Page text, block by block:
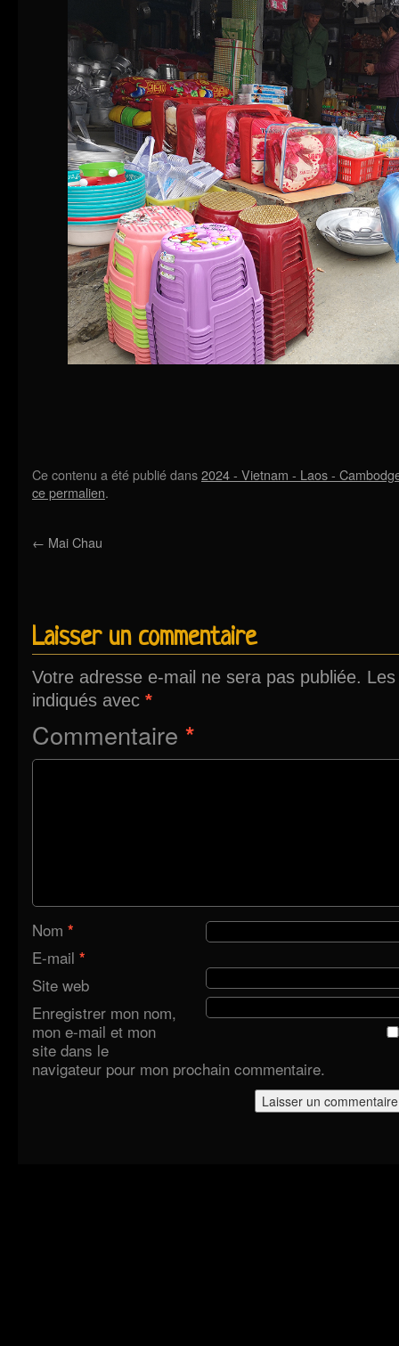
Ce contenu a été publié dans2024 - Vietnam - Laos -
ce permalien.
← Mai Chau
Laisser un commentaire
Votre adresse e-mail ne sera pas publiée.
indiqués avec *
Commentaire *
Nom *
E-mail *
Site web
Enregistrer mon nom,
mon e-mail et mon
site dans le
navigateur pour mon prochain commentaire.